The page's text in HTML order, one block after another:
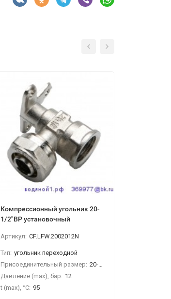
Компрессионный угольник 20-
1/2"ВР установочный
Артикул: CF.LFW.2002012N
Тип: угольник переходной
Присоединительный размер: 20-1/2"ВР
Давление (max), бар: 12
t (max), °С: 95